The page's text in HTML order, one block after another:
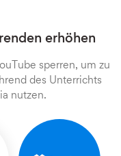
erhöhen
sperren, um zu
des Unterrichts
nutzen.